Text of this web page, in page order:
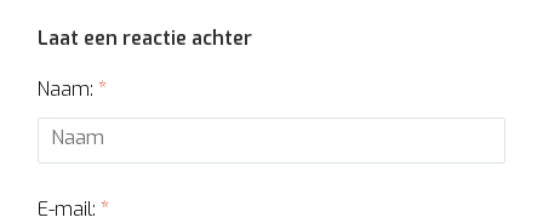
Laat een reactie achter
Naam: *
E-mail: *